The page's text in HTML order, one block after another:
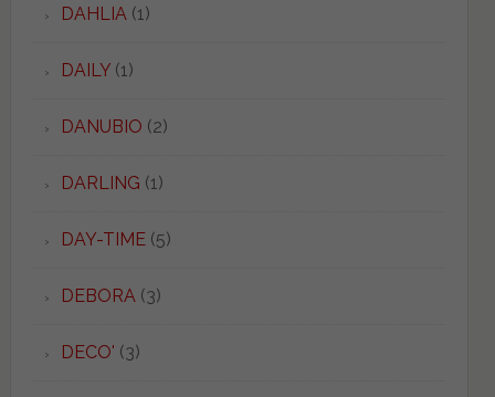
DAHLIA(1)
DAILY(1)
DANUBIO (2)
DARLING (1)
DAY-TIME(5)
DEBORA(3)
DECO' (3)